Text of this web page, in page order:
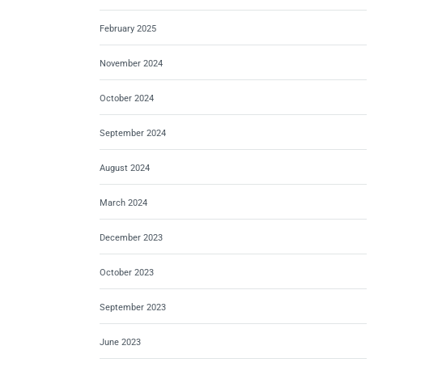
February 2025
November 2024
October 2024
September 2024
August 2024
March 2024
December 2023
October 2023
September 2023
June 2023